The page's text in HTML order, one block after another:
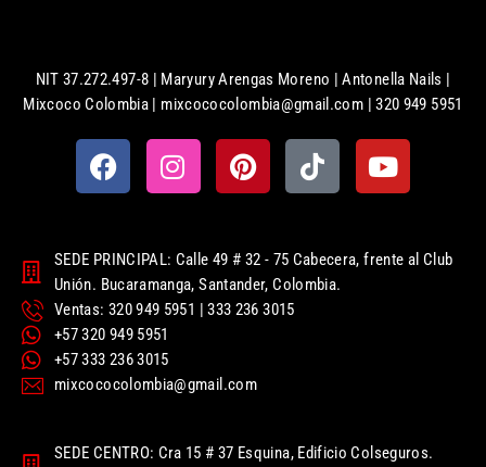
NIT 37.272.497-8 | Maryury Arengas Moreno | Antonella Nails |
Mixcoco Colombia | mixcococolombia@gmail.com | 320 949 5951
SEDE PRINCIPAL: Calle 49 # 32 - 75 Cabecera, frente al Club
Unión. Bucaramanga, Santander, Colombia.
Ventas: 320 949 5951 | 333 236 3015
+57 320 949 5951
+57 333 236 3015
mixcococolombia@gmail.com
SEDE CENTRO: Cra 15 # 37 Esquina, Edificio Colseguros.